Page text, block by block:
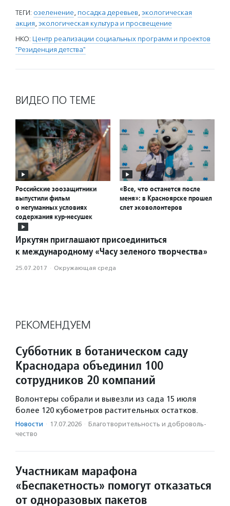
ТЕГИ: озеленение, посадка деревьев, экологическая
акция, экологическая культура и просвещение
НКО: Центр реализации социальных программ и проектов
"Резиденция детства"
ВИДЕО ПО ТЕМЕ
Российские зоозащитники
выпустили фильм
о негуманных условиях
содержания кур-несушек
«Все, что останется после
меня»: в Красноярске прошел
слет эковолонтеров
Иркутян приглашают присоединиться
к международному «Часу зеленого творчества»
25.07.2017 · Окружающая среда
РЕКОМЕНДУЕМ
Субботник в ботаническом саду
Краснодара объединил 100
сотрудников 20 компаний
Волонтеры собрали и вывезли из сада 15 июля
более 120 кубометров растительных остатков.
Новости · 17.07.2026 · Благотвори­тель­ность и доброволь­
чест­во
Участникам марафона
«Беспакетность» помогут отказаться
от одноразовых пакетов